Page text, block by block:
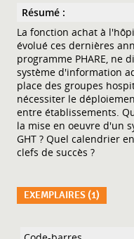
Résumé :
La fonction achat à
évolué ces dernières
programme PHARE, ne
système d'information
place des groupes
nécessiter le
entre établissements.
la mise en oeuvre d'un
GHT ? Quel calendrier
clefs de succès ?
EXEMPLAIRES (1)
Liste des exemplaires